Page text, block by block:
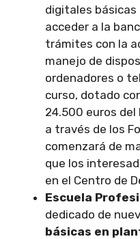
digitales básicas
acceder a la
trámites con la
manejo de
ordenadores o
curso, dotado
24.500 euros del
a través de los
comenzará de
que los
en el Centro de
Escuela
dedicado de
básicas en